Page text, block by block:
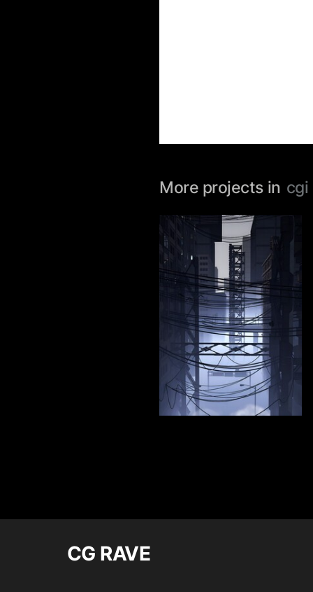
More projects in cgi
Anna Kirienko 95
CG RAVE